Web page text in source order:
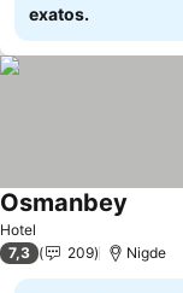
exatos.
Hotel
Osmanbey
7,3 209 Nigde